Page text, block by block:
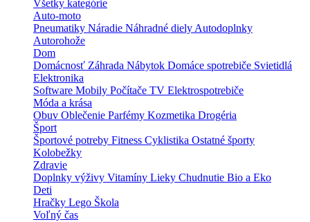
Všetky kategórie
Auto-moto
Pneumatiky Náradie Náhradné diely Autodoplnky
Autorohože
Dom
Domácnosť Záhrada Nábytok Domáce spotrebiče Svietidlá
Elektronika
Software Mobily Počítače TV Elektrospotrebiče
Móda a krása
Obuv Oblečenie Parfémy Kozmetika Drogéria
Šport
Športové potreby Fitness Cyklistika Ostatné športy
Kolobežky
Zdravie
Doplnky výživy Vitamíny Lieky Chudnutie Bio a Eko
Deti
Hračky Lego Škola
Voľný čas